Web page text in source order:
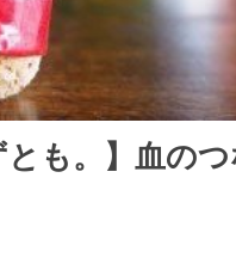
とも。】血の